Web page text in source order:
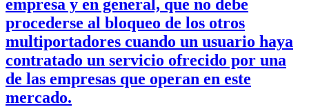
empresa y en general, que no debe
procederse al bloqueo de los otros
multiportadores cuando un usuario haya
contratado un servicio ofrecido por una
de las empresas que operan en este
mercado.